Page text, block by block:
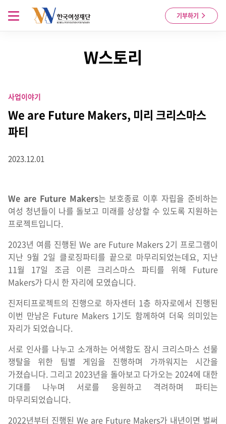
Skip to content
기부하기
메뉴 열기
W스토리
사업이야기
We are Future Makers, 미리 크리스마스
파티
2023.12.01
We are Future Makers는 보호종료 이후 자립을 준비하는
여성 청년들이 나를 돌보고 미래를 상상할 수 있도록 지원하는
프로젝트입니다.
2023년 여름 진행된 We are Future Makers 2기 프로그램이
지난 9월 2일 클로징파티를 끝으로 마무리되었는데요, 지난
11월 17일 조금 이른 크리스마스 파티를 위해 Future
Makers가 다시 한 자리에 모였습니다.
진저티프로젝트의 진행으로 하자센터 1층 하자로에서 진행된
이번 만남은 Future Makers 1기도 함께하여 더욱 의미있는
자리가 되었습니다.
서로 인사를 나누고 소개하는 어색함도 잠시 크리스마스 선물
쟁탈을 위한 팀별 게임을 진행하며 가까워지는 시간을
가졌습니다. 그리고 2023년을 돌아보고 다가오는 2024에 대한
기대를 나누며 서로를 응원하고 격려하며 파티는
마무리되었습니다.
2022년부터 진행된 We are Future Makers가 내년이면 벌써